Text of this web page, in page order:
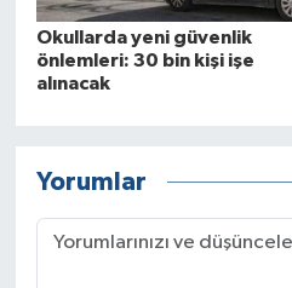
Okullarda yeni güvenlik
önlemleri: 30 bin kişi işe
alınacak
Yorumlar